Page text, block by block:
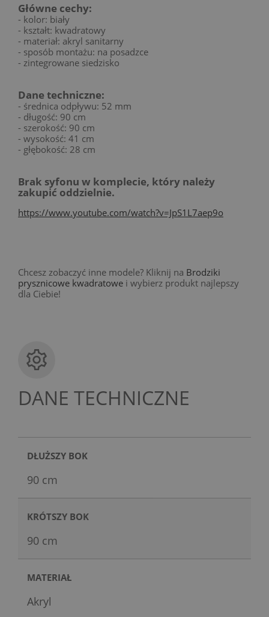
Główne cechy:
- kolor: biały
- kształt: kwadratowy
- materiał: akryl sanitarny
- sposób montażu: na posadzce
- zintegrowane siedzisko
Dane techniczne:
- średnica odpływu: 52 mm
- długość: 90 cm
- szerokość: 90 cm
- wysokość: 41 cm
- głębokość: 28 cm
Brak syfonu w komplecie, który należy
zakupić oddzielnie.
https://www.youtube.com/watch?v=JpS1L7aep9o
Chcesz zobaczyć inne modele? Kliknij na Brodziki
prysznicowe kwadratowe i wybierz produkt najlepszy
dla Ciebie!
DANE TECHNICZNE
DŁUŻSZY BOK
90 cm
KRÓTSZY BOK
90 cm
MATERIAŁ
Akryl